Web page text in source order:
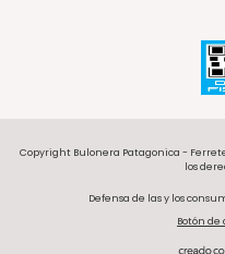
Copyright Bulonera Patagonica -
los
Defensa de las y los
Botón